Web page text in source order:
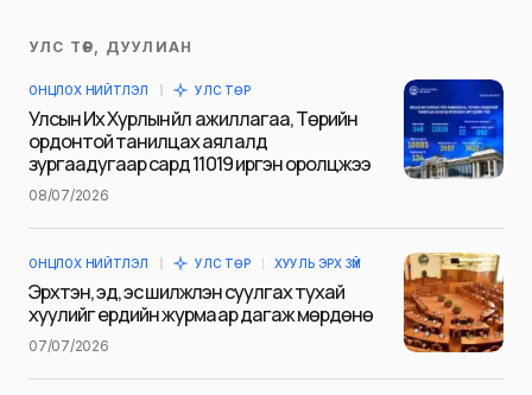
Таны имэйл хаягийг нийтлэхгүй.
тэмдэглэсэн
Сэтгэгдэл*
Name
УЛС ТӨР, ДУУЛИАН
ОНЦЛОХ НИЙТЛЭЛ УЛС ТӨР
Улсын Их Хурлын үйл ажиллагаа, Төрийн
ордонтой танилцах аялалд
зургаадугаар сард 11019 иргэн оролцжээ
08/07/2026
ОНЦЛОХ НИЙТЛЭЛ УЛС ТӨР ХУУЛЬ ЭРХ ЗҮЙ
Эрхтэн, эд, эс шилжүүлэн суулгах тухай
хуулийг ердийн журмаар дагаж мөрдөнө
07/07/2026